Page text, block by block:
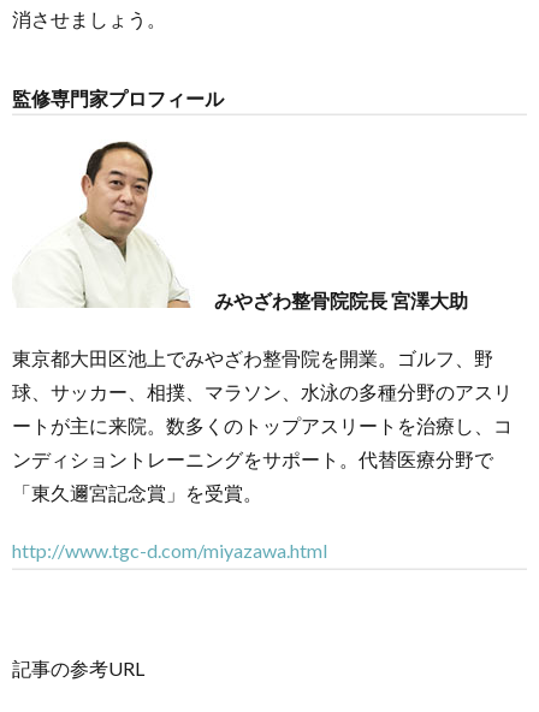
消させましょう。
監修専門家プロフィール
みやざわ整骨院院長 宮澤大助
東京都大田区池上でみやざわ整骨院を開業。ゴルフ、野
球、サッカー、相撲、マラソン、水泳の多種分野のアスリ
ートが主に来院。数多くのトップアスリートを治療し、コ
ンディショントレーニングをサポート。代替医療分野で
「東久邇宮記念賞」を受賞。
http://www.tgc-d.com/miyazawa.html
記事の参考URL